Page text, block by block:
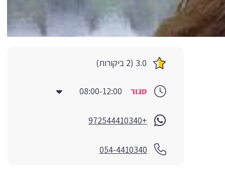
3.0 (2 ביקורות)
סגור 08:00-12:00
+972544410340
054-4410340